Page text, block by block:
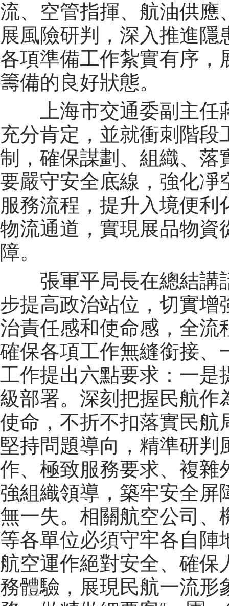
流、空管指揮、航油供應
展風險研判，深入推進
各項準備工作紮實有序，
籌備的良好狀態。
上海市交通委副主任
充分肯定，並就衝刺階
制，確保謀劃、組織、落
要嚴守安全底線，強化凈
服務流程，提升入境便
物流通道，實現展品物資
障。
張軍平局長在總結講
步提高政治站位，切實增
治責任感和使命感，全流
確保各項工作無縫銜接、
工作提出六點要求：一是
級部署。深刻把握民航作
使命，不折不扣落實民航
堅持問題導向，精準研
作、極致服務要求、複雜
強組織領導，築牢安全屏
無一失。相關航空公司、
等各單位必須守牢各自陣
航空運作絕對安全、確保
務體驗，展現民航一流形